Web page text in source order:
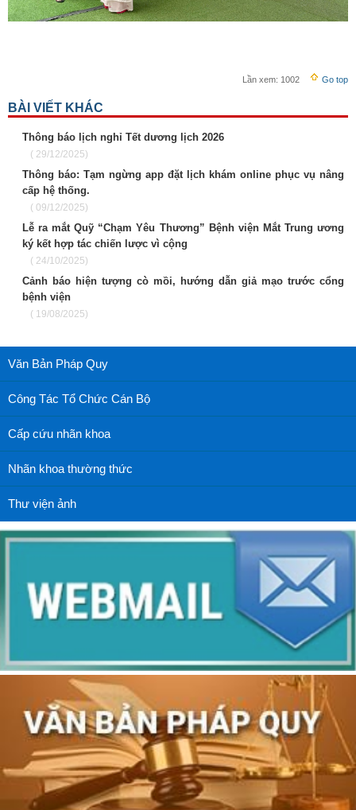
Lần xem: 1002 Go top
BÀI VIẾT KHÁC
Thông báo lịch nghỉ Tết dương lịch 2026
( 29/12/2025)
Thông báo: Tạm ngừng app đặt lịch khám online phục vụ nâng
cấp hệ thống.
( 09/12/2025)
Lễ ra mắt Quỹ “Chạm Yêu Thương” Bệnh viện Mắt Trung ương
ký kết hợp tác chiến lược vì cộng
( 24/10/2025)
Cảnh báo hiện tượng cò mồi, hướng dẫn giả mạo trước cổng
bệnh viện
( 19/08/2025)
Văn Bản Pháp Quy
Công Tác Tổ Chức Cán Bộ
Cấp cứu nhãn khoa
Nhãn khoa thường thức
Thư viện ảnh